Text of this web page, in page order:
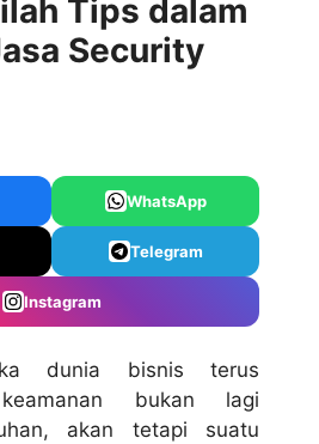
Tips dalam
Security
WhatsApp
Telegram
Instagram
dunia bisnis terus
bukan lagi
akan tetapi suatu